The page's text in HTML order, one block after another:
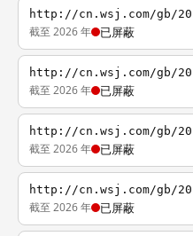
http://cn.wsj.com/gb/
截至 2026 年 已屏蔽
http://cn.wsj.com/gb/
截至 2026 年 已屏蔽
http://cn.wsj.com/gb/
截至 2026 年 已屏蔽
http://cn.wsj.com/gb/
截至 2026 年 已屏蔽